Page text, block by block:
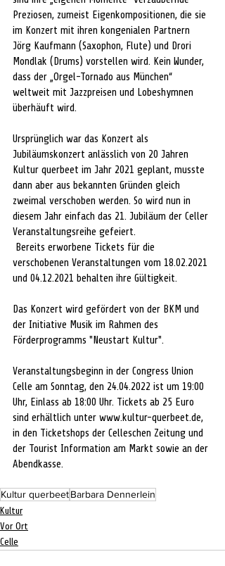
Preziosen, zumeist Eigenkompositionen, die sie
im Konzert mit ihren kongenialen Partnern
Jörg Kaufmann (Saxophon, Flute) und Drori
Mondlak (Drums) vorstellen wird. Kein Wunder,
dass der „Orgel-Tornado aus München“
weltweit mit Jazzpreisen und Lobeshymnen
überhäuft wird.
Ursprünglich war das Konzert als
Jubiläumskonzert anlässlich von 20 Jahren
Kultur querbeet im Jahr 2021 geplant, musste
dann aber aus bekannten Gründen gleich
zweimal verschoben werden. So wird nun in
diesem Jahr einfach das 21. Jubiläum der Celler
Veranstaltungsreihe gefeiert.
verschobenen Veranstaltungen vom 18.02.2021
und 04.12.2021 behalten ihre Gültigkeit.
Das Konzert wird gefördert von der BKM und
der Initiative Musik im Rahmen des
Förderprogramms "Neustart Kultur".
Veranstaltungsbeginn in der Congress Union
Celle am Sonntag, den 24.04.2022 ist um 19:00
Uhr, Einlass ab 18:00 Uhr. Tickets ab 25 Euro
sind erhältlich unter www.kultur-querbeet.de,
in den Ticketshops der Celleschen Zeitung und
der Tourist Information am Markt sowie an der
Abendkasse.
Kultur querbeetBarbara Dennerlein
Kultur
Vor Ort
Celle